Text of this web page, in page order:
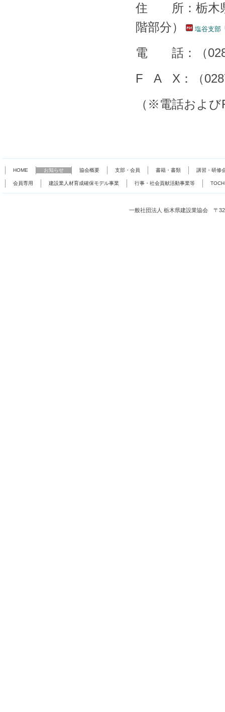
住 所：栃木県
階部分）
塩谷支部
電 話：（
F A X：（
（※電話およ
HOME お知らせ 協会概要 支部・会員 書籍・書類 講習・研修
会員専用 建設業人材育成確保モデル事業 行事・社会貢献活動事業等
一般社団法人 栃木県建設業協会 〒